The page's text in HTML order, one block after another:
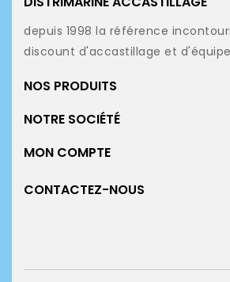
depuis 1998 la référence
discount d'accastillage et
NOS PRODUITS
NOTRE SOCIÉTÉ
MON COMPTE
CONTACTEZ-NOUS